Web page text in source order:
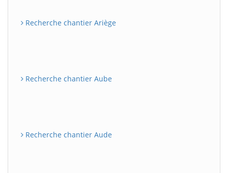
Recherche chantier Ariège
Recherche chantier Aube
Recherche chantier Aude